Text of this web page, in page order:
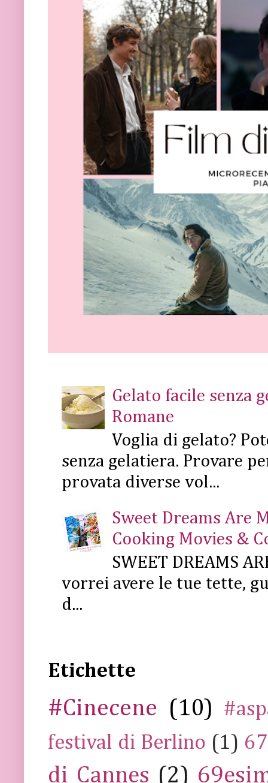
Gelato facile senza
Romane
Voglia di gelato?
senza gelatiera. Provare
provata diverse vol...
Sweet Dreams Are
Cooking Movies &
SWEET DREAMS
vorrei avere le tue tette,
d...
Etichette
#Cinecene (10)
festival di Berlino (1)
di Cannes (2)